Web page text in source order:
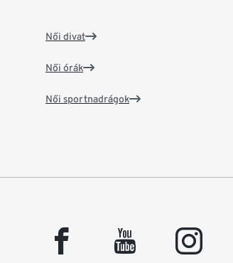
Női divat
Női órák
Női sportnadrágok
facebook youtube instagram